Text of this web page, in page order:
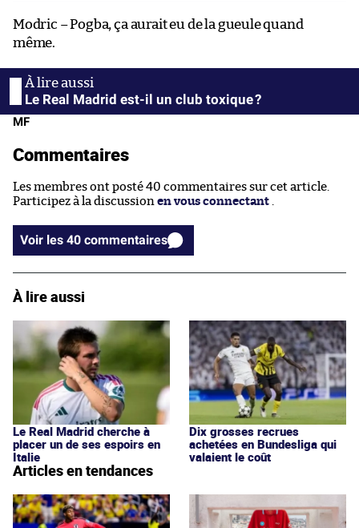
Modric – Pogba, ça aurait eu de la gueule quand
même.
Le Real Madrid est-il un club toxique ?
MF
Commentaires
Les membres ont posté 40 commentaires sur cet article.
Participez à la discussion en vous connectant
Voir les 40 commentaires
À lire aussi
Le Real Madrid cherche à
placer un de ses espoirs en
Italie
Dix grosses recrues
achetées en Bundesliga qui
valaient le coût
Articles en tendances